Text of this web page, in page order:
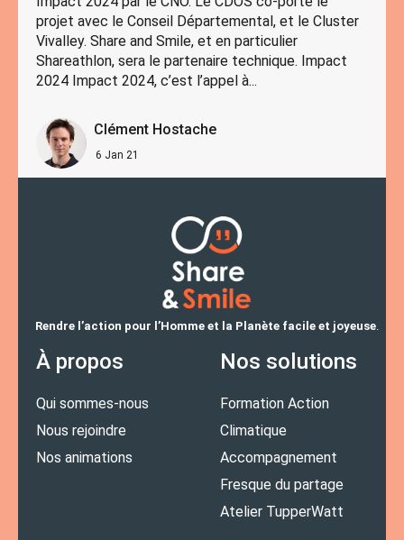
projet avec le Conseil Départemental, et le Cluster
Vivalley. Share and Smile, et en particulier
Shareathlon, sera le partenaire technique. Impact
2024 Impact 2024, c’est l’appel à...
Clément Hostache
6 Jan 21
Rendre l’action pour l’Homme et la Planète facile et joyeuse.
À propos
Qui sommes-nous
Nous rejoindre
Nos animations
Nos solutions
Formation Action
Climatique
Accompagnement
Fresque du partage
Atelier TupperWatt